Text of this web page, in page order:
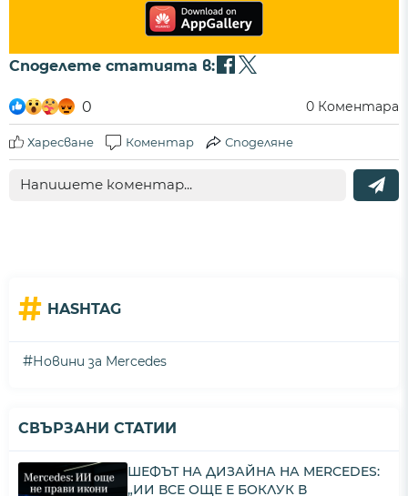
Споделете статията в:
0 0 Коментара
Харесване Коментар Споделяне
# HASHTAG
#Новини за Mercedes
СВЪРЗАНИ СТАТИИ
ШЕФЪТ НА ДИЗАЙНА НА MERCEDES:
„ИИ ВСЕ ОЩЕ Е БОКЛУК В